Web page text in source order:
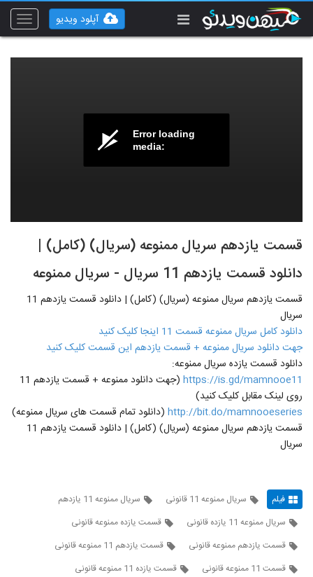
Toggle
آپلود ویدیو
Error loading
media:
قسمت یازدهم سریال ممنوعه (سریال) (کامل) |
دانلود قسمت یازدهم 11 سریال - سریال ممنوعه
قسمت یازدهم سریال ممنوعه (سریال) (کامل) | دانلود قسمت یازدهم 11
سریال
دانلود کامل سریال ممنوعه قسمت 11 اینجا کلیک کنید
جهت دانلود سریال ممنوعه + قسمت یازدهم این قسمت کلیک کنید
دانلود قسمت یازده سریال ممنوعه:
https://is.gd/mamnooe11
(جهت دانلود ممنوعه + قسمت یازدهم 11
روی لینک مقابل کلیک کنید)
http://bit.do/mamnooeseries (دانلود تمام قسمت های سریال ممنوعه)
قسمت یازدهم سریال ممنوعه (سریال) (کامل) | دانلود قسمت یازدهم 11
سریال
فیلم سریال ممنوعه 11 قانونی
سریال ممنوعه 11 یازدهم
سریال ممنوعه 11 یازده قانونی
قسمت یازده ممنوعه قانونی
قسمت یازدهم ممنوعه قانونی
قسمت یازدهم 11 ممنوعه قانونی
قسمت 11 ممنوعه قانونی
قسمت یازده 11 ممنوعه قانونی